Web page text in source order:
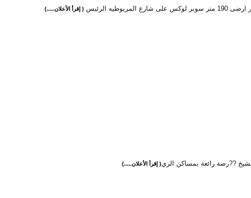
شارع المريوطيه الرئيس ( إقرأ الأعلان.....)
??رصة رائعة بمساكن الري( إقرأ الأعلان.....)